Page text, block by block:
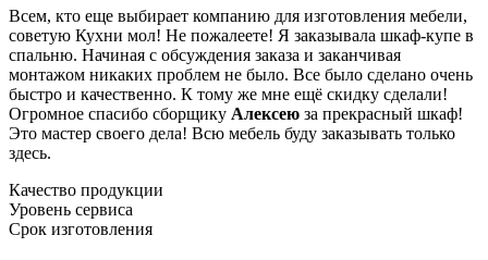
Всем, кто еще выбирает компанию для изготовления мебели,
советую Кухни мол! Не пожалеете! Я заказывала шкаф-купе в
спальню. Начиная с обсуждения заказа и заканчивая
монтажом никаких проблем не было. Все было сделано очень
быстро и качественно. К тому же мне ещё скидку сделали!
Огромное спасибо сборщику Алексею за прекрасный шкаф!
Это мастер своего дела! Всю мебель буду заказывать только
здесь.
Качество продукции
Уровень сервиса
Срок изготовления